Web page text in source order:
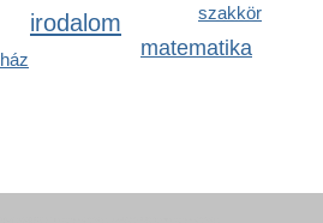
szakkör
irodalom
matematika